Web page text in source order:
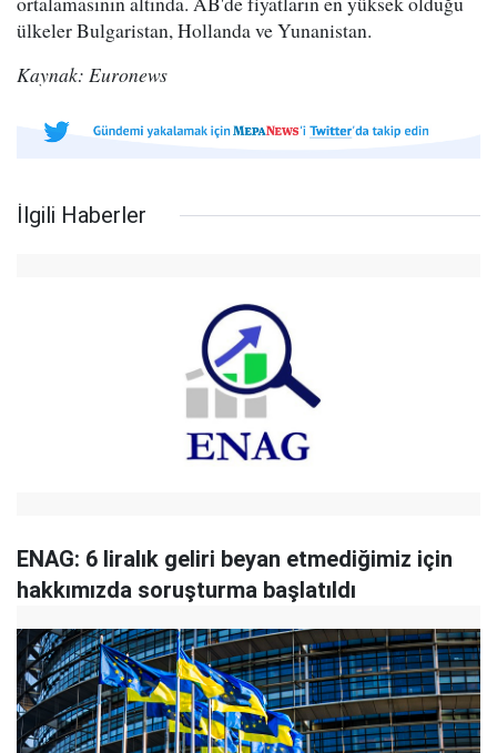
ülkeler Bulgaristan, Hollanda ve Yunanistan.
Kaynak: Euronews
İlgili Haberler
ENAG: 6 liralık geliri beyan etmediğimiz için
hakkımızda soruşturma başlatıldı